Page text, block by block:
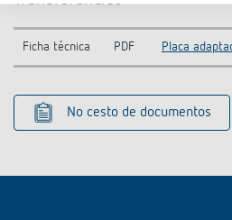
Ficha técnica PDF Placa
No cesto de documentos